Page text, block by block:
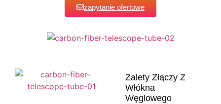
zapytanie ofertowe
Zalety Złączy Z
Włókna
Węglowego